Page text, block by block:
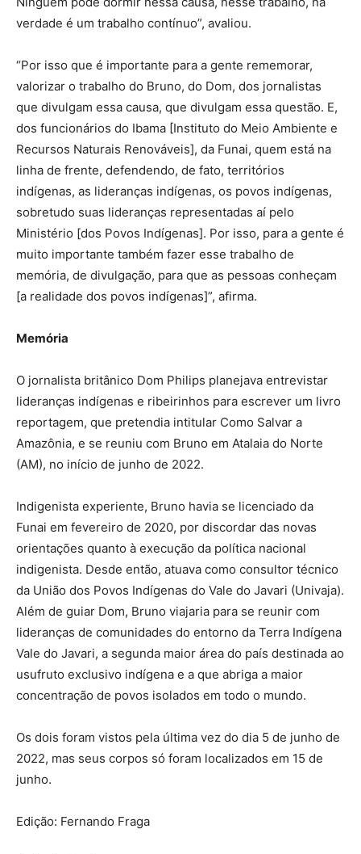
verdade é um trabalho contínuo”, avaliou.
“Por isso que é importante para a gente rememorar,
valorizar o trabalho do Bruno, do Dom, dos jornalistas
que divulgam essa causa, que divulgam essa questão. E,
dos funcionários do Ibama [Instituto do Meio Ambiente e
Recursos Naturais Renováveis], da Funai, quem está na
linha de frente, defendendo, de fato, territórios
indígenas, as lideranças indígenas, os povos indígenas,
sobretudo suas lideranças representadas aí pelo
Ministério [dos Povos Indígenas]. Por isso, para a gente é
muito importante também fazer esse trabalho de
memória, de divulgação, para que as pessoas conheçam
[a realidade dos povos indígenas]”, afirma.
Memória
O jornalista britânico Dom Philips planejava entrevistar
lideranças indígenas e ribeirinhos para escrever um livro
reportagem, que pretendia intitular Como Salvar a
Amazônia, e se reuniu com Bruno em Atalaia do Norte
(AM), no início de junho de 2022.
Indigenista experiente, Bruno havia se licenciado da
Funai em fevereiro de 2020, por discordar das novas
orientações quanto à execução da política nacional
indigenista. Desde então, atuava como consultor técnico
da União dos Povos Indígenas do Vale do Javari (Univaja).
Além de guiar Dom, Bruno viajaria para se reunir com
lideranças de comunidades do entorno da Terra Indígena
Vale do Javari, a segunda maior área do país destinada ao
usufruto exclusivo indígena e a que abriga a maior
concentração de povos isolados em todo o mundo.
Os dois foram vistos pela última vez do dia 5 de junho de
2022, mas seus corpos só foram localizados em 15 de
junho.
Edição: Fernando Fraga